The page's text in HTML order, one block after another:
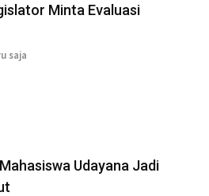
Minta Evaluasi
saja
Udayana Jadi